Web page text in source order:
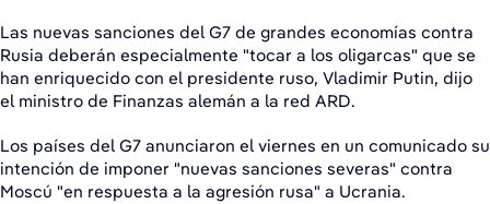
Las nuevas sanciones del G7 de grandes economías contra
Rusia deberán especialmente "tocar a los oligarcas" que se
han enriquecido con el presidente ruso, Vladimir Putin, dijo
el ministro de Finanzas alemán a la red ARD.
Los países del G7 anunciaron el viernes en un comunicado su
intención de imponer "nuevas sanciones severas" contra
Moscú "en respuesta a la agresión rusa" a Ucrania.